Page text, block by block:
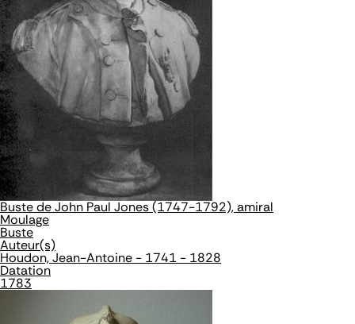
Buste de John Paul Jones (1747-1792), amiral
Moulage
Buste
Auteur(s)
Houdon, Jean-Antoine - 1741 - 1828
Datation
1783